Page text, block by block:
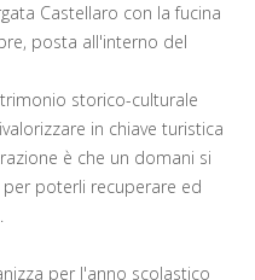
Castellaro con la fucina
posta all'interno del
storico-culturale
in chiave turistica
è che un domani si
poterli recuperare ed
per l'anno scolastico